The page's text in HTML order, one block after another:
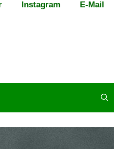
Instagram E-Mail